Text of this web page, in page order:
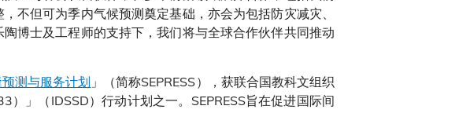
不但可为季内气候预测奠定基础，亦会为包括防灾减灾、
博士及工程师的支持下，我们将与全球合作伙伴共同推动
测与服务计划 」（简称SEPRESS），获联合国教科文组织
」（IDSSD）行动计划之一。SEPRESS旨在促进国际间